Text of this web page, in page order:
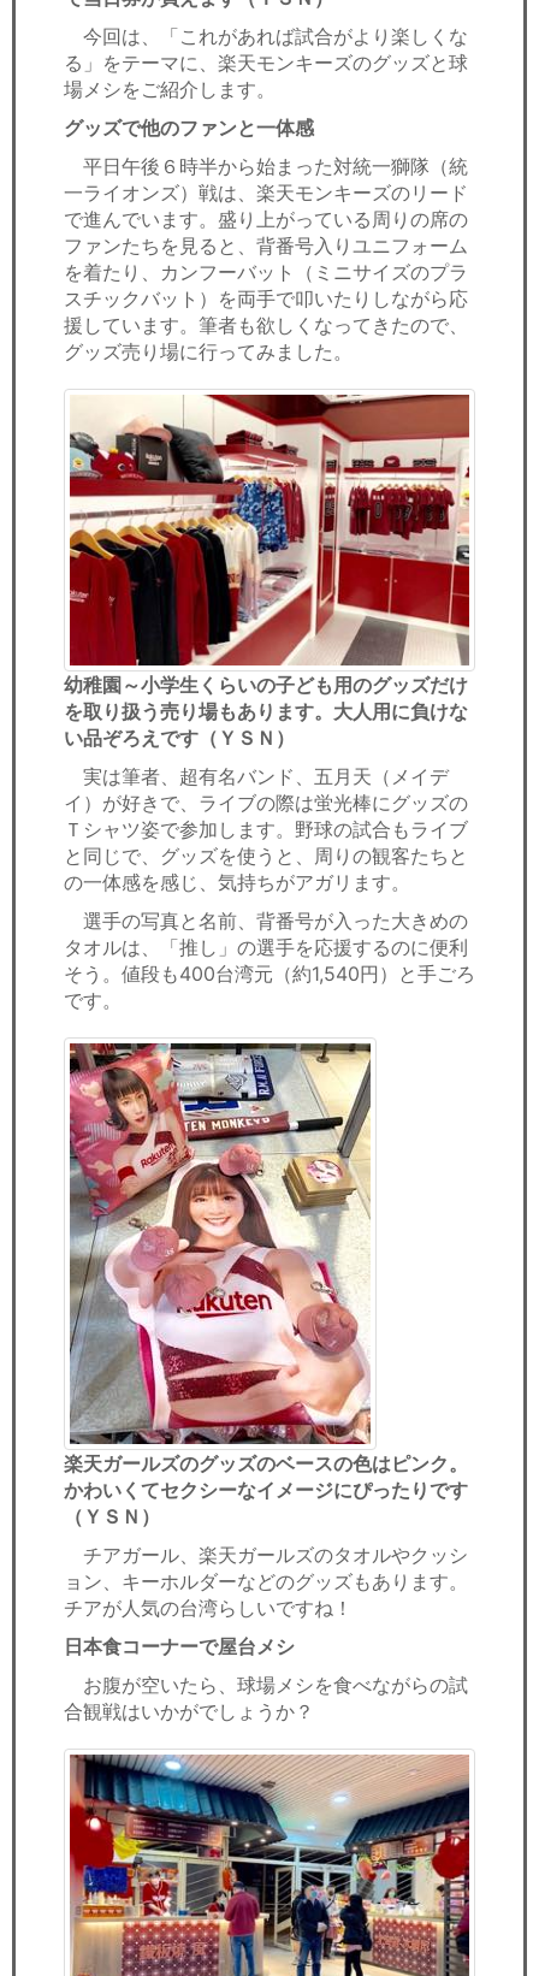
今回は、「これがあれば試合がより楽しくな
る」をテーマに、楽天モンキーズのグッズと球
場メシをご紹介します。
グッズで他のファンと一体感
平日午後６時半から始まった対統一獅隊（統
一ライオンズ）戦は、楽天モンキーズのリード
で進んでいます。盛り上がっている周りの席の
ファンたちを見ると、背番号入りユニフォーム
を着たり、カンフーバット（ミニサイズのプラ
スチックバット）を両手で叩いたりしながら応
援しています。筆者も欲しくなってきたので、
グッズ売り場に行ってみました。
幼稚園～小学生くらいの子ども用のグッズだけ
を取り扱う売り場もあります。大人用に負けな
い品ぞろえです（ＹＳＮ）
実は筆者、超有名バンド、五月天（メイデ
イ）が好きで、ライブの際は蛍光棒にグッズの
Ｔシャツ姿で参加します。野球の試合もライブ
と同じで、グッズを使うと、周りの観客たちと
の一体感を感じ、気持ちがアガリます。
選手の写真と名前、背番号が入った大きめの
タオルは、「推し」の選手を応援するのに便利
そう。値段も400台湾元（約1,540円）と手ごろ
です。
楽天ガールズのグッズのベースの色はピンク。
かわいくてセクシーなイメージにぴったりです
（ＹＳＮ）
チアガール、楽天ガールズのタオルやクッシ
ョン、キーホルダーなどのグッズもあります。
チアが人気の台湾らしいですね！
日本食コーナーで屋台メシ
お腹が空いたら、球場メシを食べながらの試
合観戦はいかがでしょうか？